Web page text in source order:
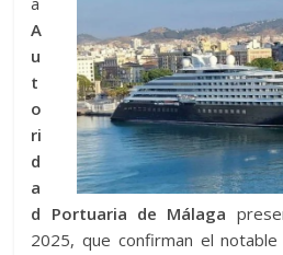
A
u
t
o
ri
d
a
d Portuaria de Málaga
2025, que confirman el